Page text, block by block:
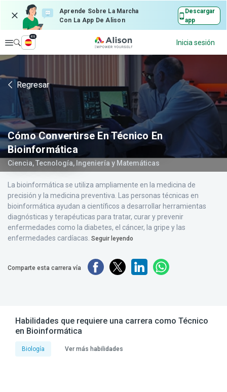
Aprende Sobre La Marcha
Con La App De Alison
Descargar
app
Explorar
es
Inicia sesión
Regresar
Cómo Convertirse En Técnico En
Bioinformática
Ciencia, Tecnología, Ingeniería y Matemáticas
La bioinformática se utiliza ampliamente en la medicina de
precisión y la medicina preventiva. Las personas técnicas en
bioinformática ayudan a científicos a desarrollar herramientas
diagnósticas y terapéuticas para tratar, curar y prevenir
enfermedades como la diabetes, el cáncer, la gripe y las
enfermedades cardíacas. Seguir leyendo
Comparte esta carrera vía
Habilidades que requiere una carrera como Técnico
en Bioinformática
Biología Ver más habilidades